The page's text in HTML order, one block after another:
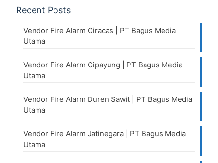
Recent Posts
Vendor Fire Alarm Ciracas | PT Bagus Media
Utama
Vendor Fire Alarm Cipayung | PT Bagus Media
Utama
Vendor Fire Alarm Duren Sawit | PT Bagus Media
Utama
Vendor Fire Alarm Jatinegara | PT Bagus Media
Utama